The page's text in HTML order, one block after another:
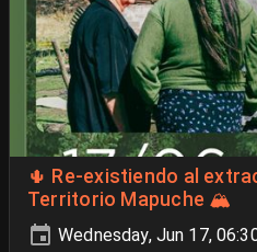
🌵 Re-existiendo al
Territorio Mapuche 🏔️
Wednesday, Jun 17,